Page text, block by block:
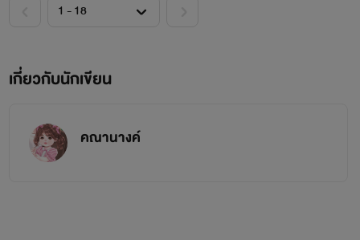
เกี่ยวกับนักเขียน
คณานางค์